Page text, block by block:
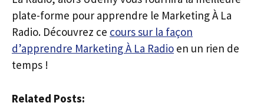
plate-forme pour apprendre le Marketing À La
Radio. Découvrez ce cours sur la façon
d’apprendre Marketing À La Radio en un rien de
temps !
Related Posts: